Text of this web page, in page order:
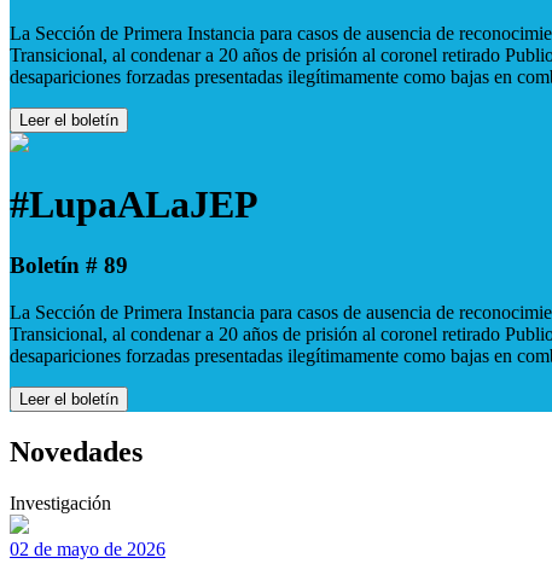
La Sección de Primera Instancia para casos de ausencia de
Transicional, al condenar a 20 años de prisión al coronel retirado
desapariciones forzadas presentadas ilegítimamente como bajas en
Leer el boletín
#LupaALaJEP
Boletín # 89
La Sección de Primera Instancia para casos de ausencia de
Transicional, al condenar a 20 años de prisión al coronel retirado
desapariciones forzadas presentadas ilegítimamente como bajas en
Leer el boletín
Novedades
Investigación
02 de mayo de 2026